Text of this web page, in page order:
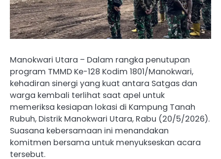
Manokwari Utara – Dalam rangka penutupan
program TMMD Ke-128 Kodim 1801/Manokwari,
kehadiran sinergi yang kuat antara Satgas dan
warga kembali terlihat saat apel untuk
memeriksa kesiapan lokasi di Kampung Tanah
Rubuh, Distrik Manokwari Utara, Rabu (20/5/2026).
Suasana kebersamaan ini menandakan
komitmen bersama untuk menyukseskan acara
tersebut.